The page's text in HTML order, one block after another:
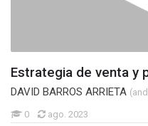
Estrategia de venta y
DAVID BARROS ARRIETA
0 ago. 2023